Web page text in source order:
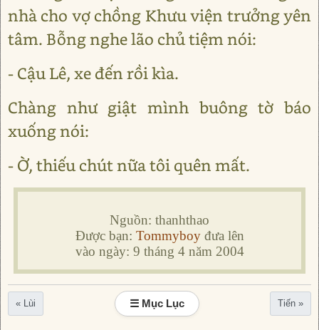
nhà cho vợ chồng Khưu viện trưởng yên
tâm. Bỗng nghe lão chủ tiệm nói:
- Cậu Lê, xe đến rồi kìa.
Chàng như giật mình buông tờ báo
xuống nói:
- Ờ, thiếu chút nữa tôi quên mất.
Nguồn: thanhthao
Được bạn: Tommyboyđưa lên
vào ngày: 9 tháng 4 năm 2004
« Lùi ☰ Mục Lục Tiến »